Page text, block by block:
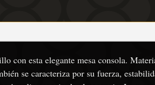
con esta elegante mesa consola.
se caracteriza por su fuerza,